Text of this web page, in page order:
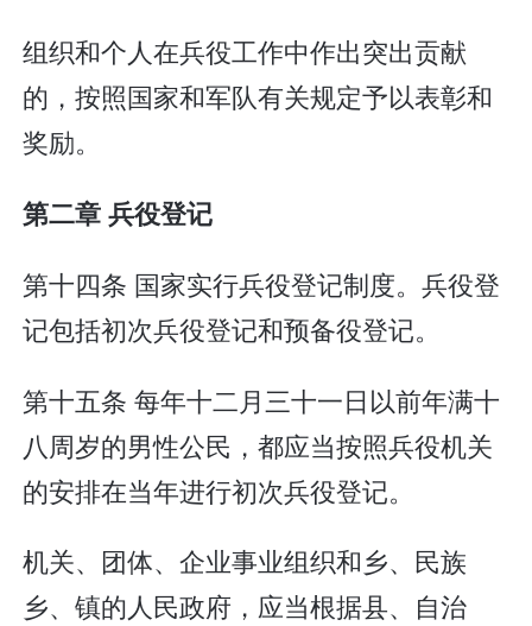
组织和个人在兵役工作中作出突出贡献
的，按照国家和军队有关规定予以表彰和
奖励。
第二章 兵役登记
第十四条 国家实行兵役登记制度。兵役登
记包括初次兵役登记和预备役登记。
第十五条 每年十二月三十一日以前年满十
八周岁的男性公民，都应当按照兵役机关
的安排在当年进行初次兵役登记。
机关、团体、企业事业组织和乡、民族
乡、镇的人民政府，应当根据县、自治